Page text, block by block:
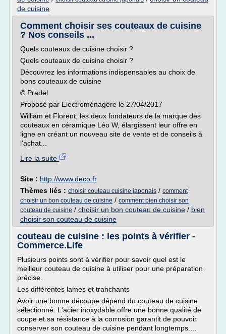
de cuisine
Comment choisir ses couteaux de cuisine
? Nos conseils ...
Quels couteaux de cuisine choisir ?
Quels couteaux de cuisine choisir ?
Découvrez les informations indispensables au choix de
bons couteaux de cuisine
© Pradel
Proposé par Electroménagère le 27/04/2017
William et Florent, les deux fondateurs de la marque des
couteaux en céramique Léo W, élargissent leur offre en
ligne en créant un nouveau site de vente et de conseils à
l'achat...
Lire la suite
Site : http://www.deco.fr
Thèmes liés : choisir couteau cuisine japonais / comment
choisir un bon couteau de cuisine / comment bien choisir son
couteau de cuisine / choisir un bon couteau de cuisine / bien
choisir son couteau de cuisine
couteau de cuisine : les points à vérifier -
Commerce.Life
Plusieurs points sont à vérifier pour savoir quel est le
meilleur couteau de cuisine à utiliser pour une préparation
précise.
Les différentes lames et tranchants
Avoir une bonne découpe dépend du couteau de cuisine
sélectionné. L'acier inoxydable offre une bonne qualité de
coupe et sa résistance à la corrosion garantit de pouvoir
conserver son couteau de cuisine pendant longtemps....